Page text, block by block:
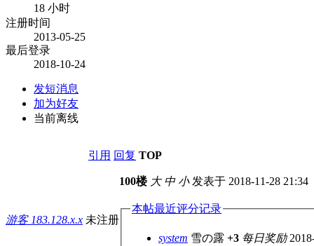
18 小时
注册时间
2013-05-25
最后登录
2018-10-24
发短消息
加为好友
当前离线
引用 回复 TOP
游客 183.128.x.x 未注册
100楼 大 中 小发表于 2018-11-28 21:34
本帖最近评分记录
system 雪の露 +3 每日奖励